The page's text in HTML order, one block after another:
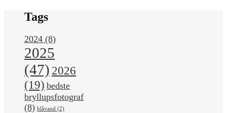
Tags
2024 (8)
2025
(47) 2026
(19) bedste
bryllupsfotograf
(8) blåvand (2)